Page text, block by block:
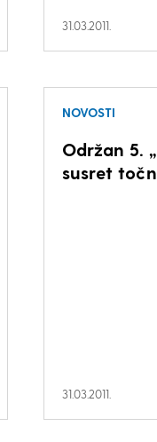
31.03.2011.
NOVOSTI
Održan 5.
susret
31.03.2011.